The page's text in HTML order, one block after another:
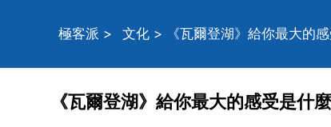
極客派 > 文化 > 《瓦爾登湖》給你最大的
《瓦爾登湖》給你最大的感受是什麼